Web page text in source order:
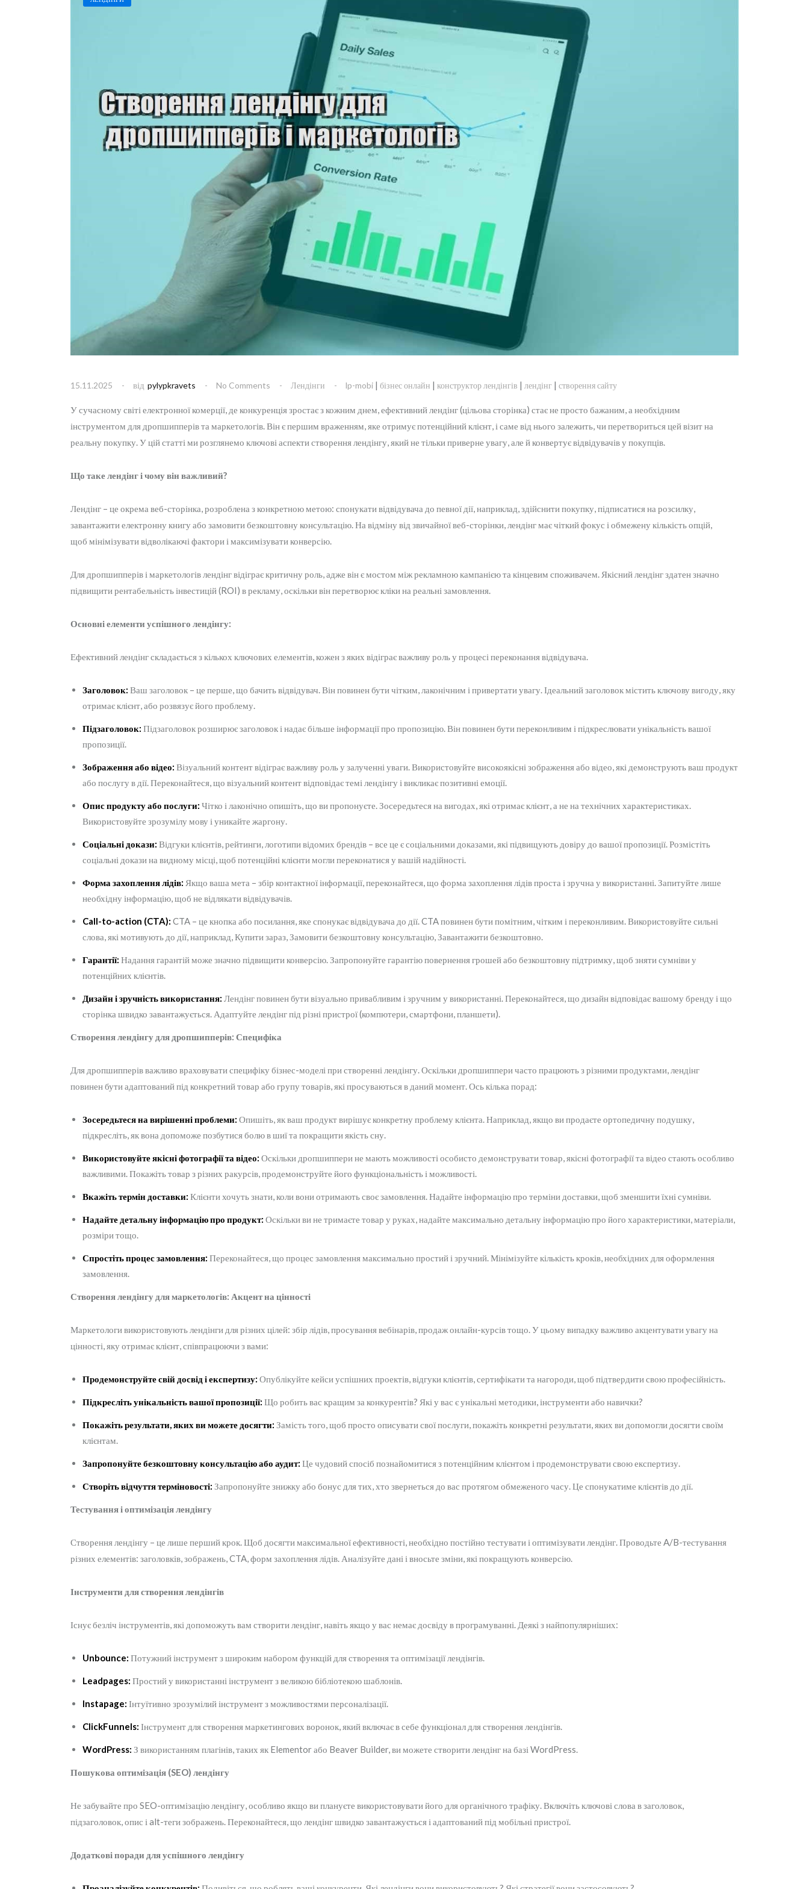
15.11.2025 від pylypkravets No Comments Лендінги lp-mobi | бізнес онлайн | конструктор лендінгів | лендінг | створення сайту
У сучасному світі електронної комерції, де конкуренція зростає з кожним днем, ефективний лендінг (цільова сторінка) стає не просто бажаним, а необхідним
інструментом для дропшипперів та маркетологів. Він є першим враженням, яке отримує потенційний клієнт, і саме від нього залежить, чи перетвориться цей візит на
реальну покупку. У цій статті ми розглянемо ключові аспекти створення лендінгу, який не тільки приверне увагу, але й конвертує відвідувачів у покупців.
Що таке лендінг і чому він важливий?
Лендінг – це окрема веб-сторінка, розроблена з конкретною метою: спонукати відвідувача до певної дії, наприклад, здійснити покупку, підписатися на розсилку,
завантажити електронну книгу або замовити безкоштовну консультацію. На відміну від звичайної веб-сторінки, лендінг має чіткий фокус і обмежену кількість опцій,
щоб мінімізувати відволікаючі фактори і максимізувати конверсію.
Для дропшипперів і маркетологів лендінг відіграє критичну роль, адже він є мостом між рекламною кампанією та кінцевим споживачем. Якісний лендінг здатен значно
підвищити рентабельність інвестицій (ROI) в рекламу, оскільки він перетворює кліки на реальні замовлення.
Основні елементи успішного лендінгу:
Ефективний лендінг складається з кількох ключових елементів, кожен з яких відіграє важливу роль у процесі переконання відвідувача.
Заголовок: Ваш заголовок – це перше, що бачить відвідувач. Він повинен бути чітким, лаконічним і привертати увагу. Ідеальний заголовок містить ключову вигоду, яку
отримає клієнт, або розвязує його проблему.
Підзаголовок: Підзаголовок розширює заголовок і надає більше інформації про пропозицію. Він повинен бути переконливим і підкреслювати унікальність вашої
пропозиції.
Зображення або відео: Візуальний контент відіграє важливу роль у залученні уваги. Використовуйте високоякісні зображення або відео, які демонструють ваш продукт
або послугу в дії. Переконайтеся, що візуальний контент відповідає темі лендінгу і викликає позитивні емоції.
Опис продукту або послуги: Чітко і лаконічно опишіть, що ви пропонуєте. Зосередьтеся на вигодах, які отримає клієнт, а не на технічних характеристиках.
Використовуйте зрозумілу мову і уникайте жаргону.
Соціальні докази: Відгуки клієнтів, рейтинги, логотипи відомих брендів – все це є соціальними доказами, які підвищують довіру до вашої пропозиції. Розмістіть
соціальні докази на видному місці, щоб потенційні клієнти могли переконатися у вашій надійності.
Форма захоплення лідів: Якщо ваша мета – збір контактної інформації, переконайтеся, що форма захоплення лідів проста і зручна у використанні. Запитуйте лише
необхідну інформацію, щоб не відлякати відвідувачів.
Call-to-action (CTA): CTA – це кнопка або посилання, яке спонукає відвідувача до дії. CTA повинен бути помітним, чітким і переконливим. Використовуйте сильні
слова, які мотивують до дії, наприклад, Купити зараз, Замовити безкоштовну консультацію, Завантажити безкоштовно.
Гарантії: Надання гарантій може значно підвищити конверсію. Запропонуйте гарантію повернення грошей або безкоштовну підтримку, щоб зняти сумніви у
потенційних клієнтів.
Дизайн і зручність використання: Лендінг повинен бути візуально привабливим і зручним у використанні. Переконайтеся, що дизайн відповідає вашому бренду і що
сторінка швидко завантажується. Адаптуйте лендінг під різні пристрої (компютери, смартфони, планшети).
Створення лендінгу для дропшипперів: Специфіка
Для дропшипперів важливо враховувати специфіку бізнес-моделі при створенні лендінгу. Оскільки дропшиппери часто працюють з різними продуктами, лендінг
повинен бути адаптований під конкретний товар або групу товарів, які просуваються в даний момент. Ось кілька порад:
Зосередьтеся на вирішенні проблеми: Опишіть, як ваш продукт вирішує конкретну проблему клієнта. Наприклад, якщо ви продаєте ортопедичну подушку,
підкресліть, як вона допоможе позбутися болю в шиї та покращити якість сну.
Використовуйте якісні фотографії та відео: Оскільки дропшиппери не мають можливості особисто демонструвати товар, якісні фотографії та відео стають особливо
важливими. Покажіть товар з різних ракурсів, продемонструйте його функціональність і можливості.
Вкажіть термін доставки: Клієнти хочуть знати, коли вони отримають своє замовлення. Надайте інформацію про терміни доставки, щоб зменшити їхні сумніви.
Надайте детальну інформацію про продукт: Оскільки ви не тримаєте товар у руках, надайте максимально детальну інформацію про його характеристики, матеріали,
розміри тощо.
Спростіть процес замовлення: Переконайтеся, що процес замовлення максимально простий і зручний. Мінімізуйте кількість кроків, необхідних для оформлення
замовлення.
Створення лендінгу для маркетологів: Акцент на цінності
Маркетологи використовують лендінги для різних цілей: збір лідів, просування вебінарів, продаж онлайн-курсів тощо. У цьому випадку важливо акцентувати увагу на
цінності, яку отримає клієнт, співпрацюючи з вами:
Продемонструйте свій досвід і експертизу: Опублікуйте кейси успішних проектів, відгуки клієнтів, сертифікати та нагороди, щоб підтвердити свою професійність.
Підкресліть унікальність вашої пропозиції: Що робить вас кращим за конкурентів? Які у вас є унікальні методики, інструменти або навички?
Покажіть результати, яких ви можете досягти: Замість того, щоб просто описувати свої послуги, покажіть конкретні результати, яких ви допомогли досягти своїм
клієнтам.
Запропонуйте безкоштовну консультацію або аудит: Це чудовий спосіб познайомитися з потенційним клієнтом і продемонструвати свою експертизу.
Створіть відчуття терміновості: Запропонуйте знижку або бонус для тих, хто звернеться до вас протягом обмеженого часу. Це спонукатиме клієнтів до дії.
Тестування і оптимізація лендінгу
Створення лендінгу – це лише перший крок. Щоб досягти максимальної ефективності, необхідно постійно тестувати і оптимізувати лендінг. Проводьте A/B-тестування
різних елементів: заголовків, зображень, CTA, форм захоплення лідів. Аналізуйте дані і вносьте зміни, які покращують конверсію.
Інструменти для створення лендінгів
Існує безліч інструментів, які допоможуть вам створити лендінг, навіть якщо у вас немає досвіду в програмуванні. Деякі з найпопулярніших:
Unbounce: Потужний інструмент з широким набором функцій для створення та оптимізації лендінгів.
Leadpages: Простий у використанні інструмент з великою бібліотекою шаблонів.
Instapage: Інтуїтивно зрозумілий інструмент з можливостями персоналізації.
ClickFunnels: Інструмент для створення маркетингових воронок, який включає в себе функціонал для створення лендінгів.
WordPress: З використанням плагінів, таких як Elementor або Beaver Builder, ви можете створити лендінг на базі WordPress.
Пошукова оптимізація (SEO) лендінгу
Не забувайте про SEO-оптимізацію лендінгу, особливо якщо ви плануєте використовувати його для органічного трафіку. Включіть ключові слова в заголовок,
підзаголовок, опис і alt-теги зображень. Переконайтеся, що лендінг швидко завантажується і адаптований під мобільні пристрої.
Додаткові поради для успішного лендінгу